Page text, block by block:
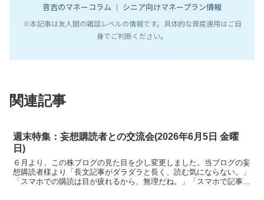
音吉のマネーコラム ｜ シニア向けマネープラン情報
※本記事は友人間の雑談レベルの情報です。具体的な資産運用はご自
身でご判断ください。
関連記事
週末特集：妄想購読者との交流会(2026年6月5日 金曜
日)
６月より、この株ブログの見た目を少し変更しました。当ブログの妄
想購読者様より「長文記事がダラダラと長く、読む気にならない。」
「スマホでの購読は目が疲れるから、無理だね。」「スマホで記事を